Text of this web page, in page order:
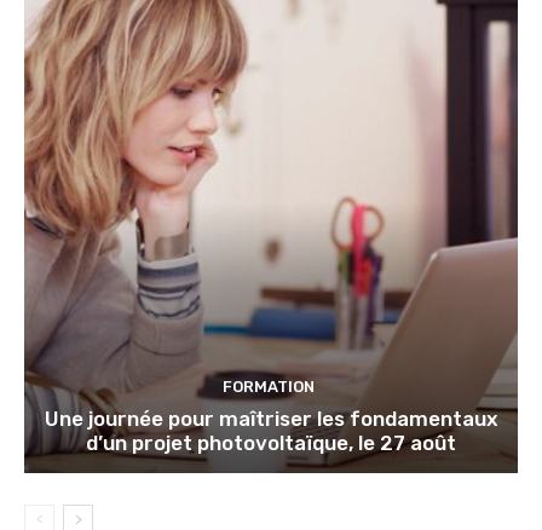
FORMATION
Une journée pour maîtriser les fondamentaux
d’un projet photovoltaïque, le 27 août